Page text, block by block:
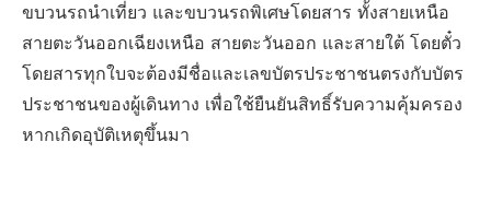
ขบวนรถนำเที่ยว และขบวนรถพิเศษโดยสาร ทั้งสายเหนือ
สายตะวันออกเฉียงเหนือ สายตะวันออก และสายใต้ โดยตั๋ว
โดยสารทุกใบจะต้องมีชื่อและเลขบัตรประชาชนตรงกับบัตร
ประชาชนของผู้เดินทาง เพื่อใช้ยืนยันสิทธิ์รับความคุ้มครอง
หากเกิดอุบัติเหตุขึ้นมา